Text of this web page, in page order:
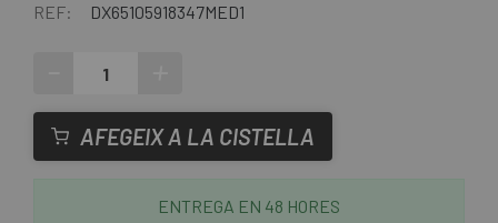
REF: DX65105918347MED1
AFEGEIX A LA CISTELLA
ENTREGA EN 48 HORES